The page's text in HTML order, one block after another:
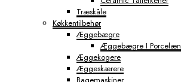
Træskåle
Køkkentilbehør
Æggebægre
Æggebægre I Porcelæn
Æggekogere
Æggeskærere